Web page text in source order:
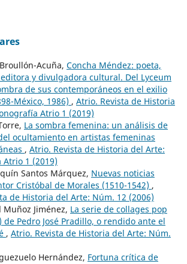
Acuña, Concha Méndez: poeta,
y divulgadora cultural. Del Lyceum
de sus contemporáneos en el exilio
México, 1986) , Atrio. Revista de Historia
Atrio 1 (2019)
La sombra femenina: un análisis de
ocultamiento en artistas femeninas
, Atrio. Revista de Historia del Arte:
1 (2019)
Santos Márquez, Nuevas noticias
Cristóbal de Morales (1510-1542) ,
de Historia del Arte: Núm. 12 (2006)
Muñoz Jiménez, La serie de collages pop
de Pedro José Pradillo, o rendido ante el
, Atrio. Revista de Historia del Arte: Núm.
Hernández, Fortuna crítica de